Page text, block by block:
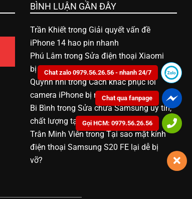
BÌNH LUẬN GẦN ĐÂY
Trần Khiếttrong Giải quyết vấn đề
iPhone 14 hao pin nhanh
Phú Lâm trong Sửa điện thoại Xiaomi
bị vô nước bao nhiêu tiền
Quỳnh nhitrongCách khắc phục lỗi
camera iPhone bị mờ
Bi Bình trong Sửa chữa Samsung uy tín,
chất lượng tại Bạc Liêu
Trân Minh ViêntrongTại sao mặt kính
điện thoại Samsung S20 FE lại dễ bị
vỡ?
Chat zalo 0979.56.26.56 - nhanh 24/7
Chat qua fanpage
Gọi HCM: 0979.56.26.56